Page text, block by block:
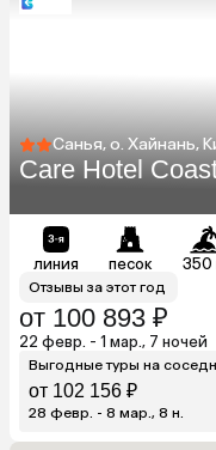
Санья, о. Хайнань,
Care Hotel
линия песок 350
Отзывы за этот год
от 100 893 ₽
22 февр. - 1 мар., 7 ночей
Выгодные туры на
от 102 156 ₽
28 февр. - 8 мар., 8 н.